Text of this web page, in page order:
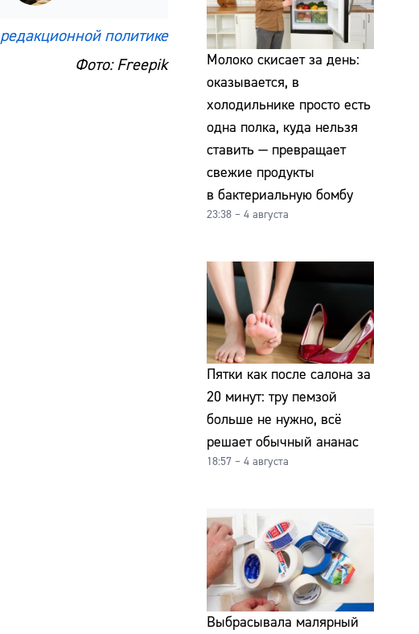
редакционной политике
Фото: Freepik
Молоко скисает за день:
оказывается, в
холодильнике просто есть
одна полка, куда нельзя
ставить — превращает
свежие продукты
в бактериальную бомбу
23:38 – 4 августа
Пятки как после салона за
20 минут: тру пемзой
больше не нужно, всё
решает обычный ананас
18:57 – 4 августа
Выбрасывала малярный